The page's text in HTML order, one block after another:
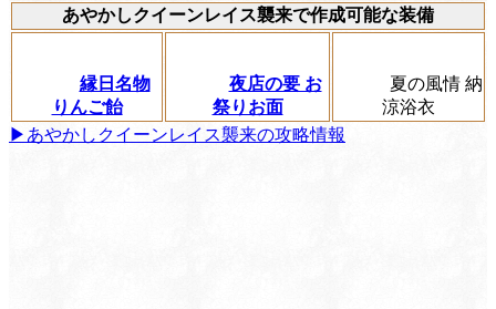
あやかしクイーンレイス襲来で作成可能な装備
縁日名物
りんご飴
夜店の要 お
祭りお面
夏の風情 納
涼浴衣
▶あやかしクイーンレイス襲来の攻略情報